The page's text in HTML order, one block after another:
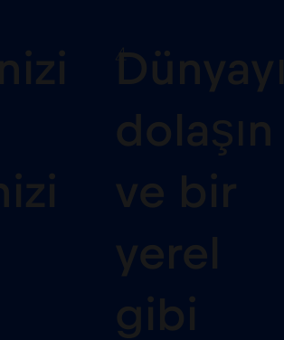
4Dünyayı
dolaşın
ve bir
yerel
gibi